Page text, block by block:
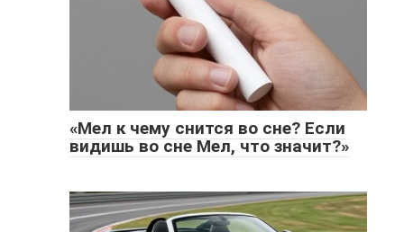
«Мел к чему снится во сне? Если
видишь во сне Мел, что значит?»